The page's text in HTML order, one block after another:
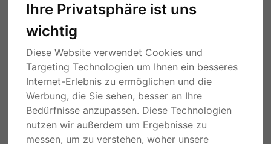
Ihre Privatsphäre ist uns
wichtig
Diese Website verwendet Cookies und
Targeting Technologien um Ihnen ein besseres
Internet-Erlebnis zu ermöglichen und die
Werbung, die Sie sehen, besser an Ihre
Bedürfnisse anzupassen. Diese Technologien
nutzen wir außerdem um Ergebnisse zu
messen, um zu verstehen, woher unsere